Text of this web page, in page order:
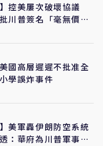
】控美屢次破壞協議
川普簽名「毫無價
國高層遲遲不批准全
學誤炸事件
美軍轟伊朗防空系統
：華府為川普軍事升